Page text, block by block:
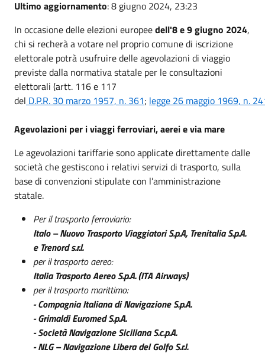
Ultimo aggiornamento: 8 giugno 2024, 23:23
In occasione delle elezioni europeedell'8 e 9 giugno 2024,
chi si recherà a votare nel proprio comune di iscrizione
elettorale potrà usufruire delle agevolazioni di viaggio
previste dalla normativa statale per le consultazioni
elettorali (artt. 116 e 117
del D.P.R. 30 marzo 1957, n. 361; legge 26 maggio 1969, n.
Agevolazioni per i viaggi ferroviari, aerei e via mare
Le agevolazioni tariffarie sono applicate direttamente dalle
società che gestiscono i relativi servizi di trasporto, sulla
base di convenzioni stipulate con l’amministrazione
statale.
Per il trasporto ferroviario:
Italo – Nuovo Trasporto Viaggiatori S.p.A, Trenitalia S.p.A.
e Trenord s.r.l.
per il trasporto aereo:
Italia Trasporto Aereo S.p.A. (ITA Airways)
per il trasporto marittimo:
- Compagnia Italiana di Navigazione S.p.A.
- Grimaldi Euromed S.p.A.
- Società Navigazione Siciliana S.c.p.A.
- NLG – Navigazione Libera del Golfo S.r.l.